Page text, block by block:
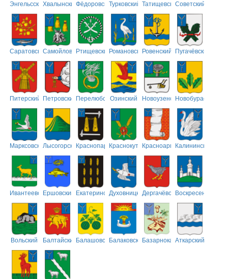
ЭнгельсскийХвалынскийФёдоровскийТурковский ТатищевскийСоветский
СаратовскийСамойловскийРтищевскийРомановскийРовенский Пугачёвский
Питерский ПетровскийПерелюбскийОзинский НовоузенскийНовобурасский
МарксовскийЛысогорскийКраснопартизанский
КраснокутскийКрасноармейский
Калининский
ИвантеевскийЕршовский ЕкатериновскийДуховницкийДергачёвскийВоскресенский
Вольский БалтайскийБалашовскийБалаковскийБазарнокарабулакский
Аткарский